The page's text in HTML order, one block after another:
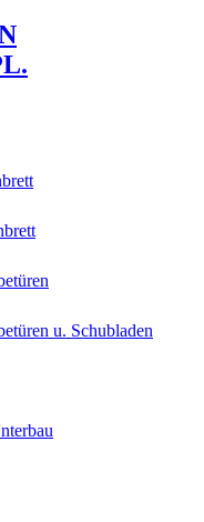
u. Schubladen